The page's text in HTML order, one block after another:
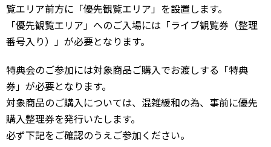
覧エリア前方に「優先観覧エリア」を設置します。
「優先観覧エリア」へのご入場には「ライブ観覧券（整理
番号入り）」が必要となります。
特典会のご参加には対象商品ご購入でお渡しする「特典
券」が必要となります。
対象商品のご購入については、混雑緩和の為、事前に優先
購入整理券を発行いたします。
必ず下記をご確認のうえご参加ください。